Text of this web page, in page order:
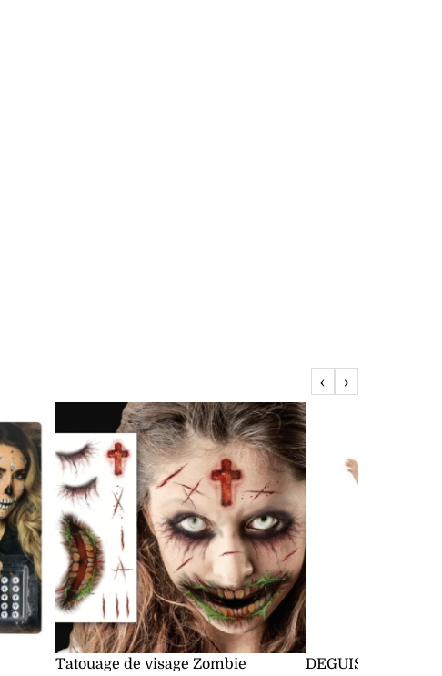
‹ ›
Tatouage de visage Zombie
DEGUISEMENT